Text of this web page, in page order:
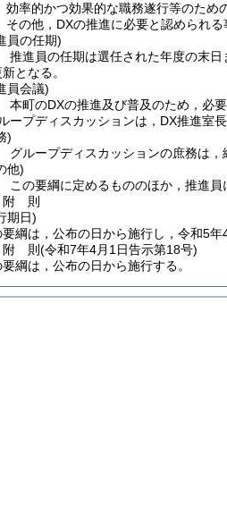
効率的かつ効果的な職務遂行等のため
その他，DXの推進に必要と認められる
員の任期)
推進員の任期は選任された年度の末
となる。
員会議)
本町のDXの推進及び普及のため，必
ープディスカッションは，DX推進室長
)
グループディスカッションの庶務は，
他)
この要綱に定めるもののほか，推進
附 則
期日)
要綱は，公布の日から施行し，令和5年
附 則(令和7年4月1日告示第18号)
要綱は，公布の日から施行する。